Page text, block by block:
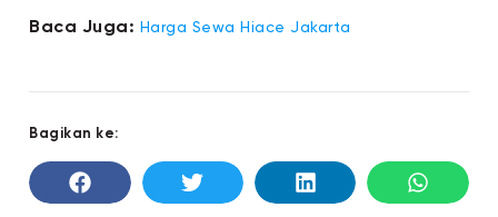
Baca Juga: Harga Sewa Hiace Jakarta
Bagikan ke: